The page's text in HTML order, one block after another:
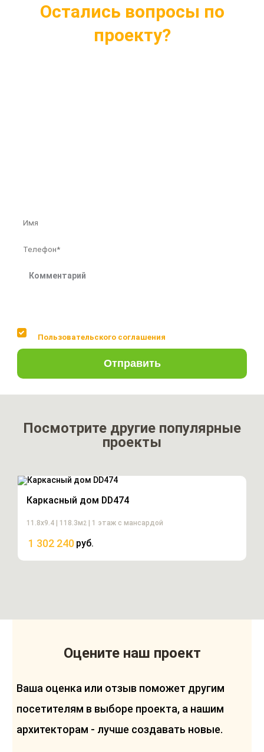
Остались вопросы по
проекту?
Пользовательского соглашения
Отправить
Посмотрите другие популярные
проекты
Каркасный дом DD474
11.8х9.4 | 118.3м2 | 1 этаж с мансардой
1 302 240 руб.
Оцените наш проект
Ваша оценка или отзыв поможет другим
посетителям в выборе проекта, а нашим
архитекторам - лучше создавать новые.